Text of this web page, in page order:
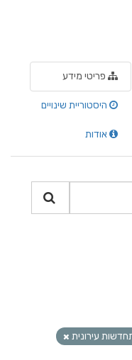
פריטי מידע
היסטוריית שינויים
אודות
עירונית